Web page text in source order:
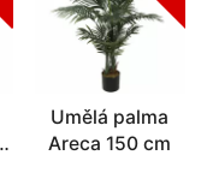
Umělá palma
Areca 150 cm